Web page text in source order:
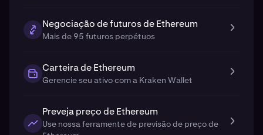
Negociação de futuros de Ethereum
Mais de 95 futuros perpétuos
Carteira de Ethereum
Gerencie seu ativo com a Kraken Wallet
Preveja preço de Ethereum
Use nossa ferramente de previsão de preço de